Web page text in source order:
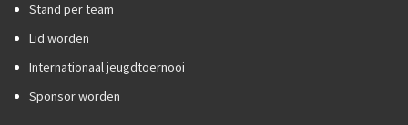
Stand per team
Lid worden
Internationaal jeugdtoernooi
Sponsor worden